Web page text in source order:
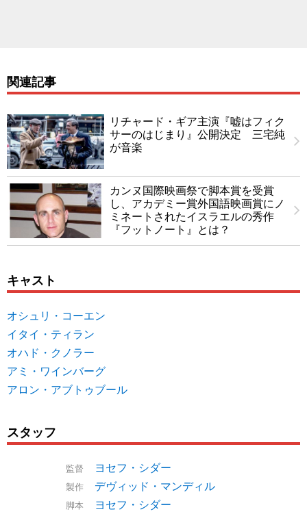
関連記事
リチャード・ギア主演『嘘はフィク
サーのはじまり』公開決定 三宅純
が音楽
カンヌ国際映画祭で脚本賞を受賞
し、アカデミー賞外国語映画賞にノ
ミネートされたイスラエルの秀作
『フットノート』とは？
キャスト
オシュリ・コーエン
イタイ・ティラン
オハド・クノラー
アミ・ワインバーグ
アロン・アブトゥブール
スタッフ
監督 ヨセフ・シダー
製作 デヴィッド・マンディル
脚本
ヨセフ・シダー